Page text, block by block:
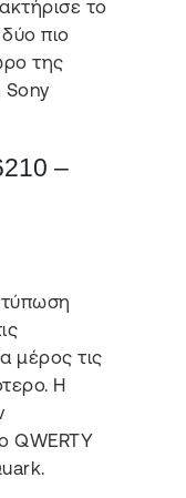
το
πιο
της
Sony
–
μέρος τις
Η
QWERTY